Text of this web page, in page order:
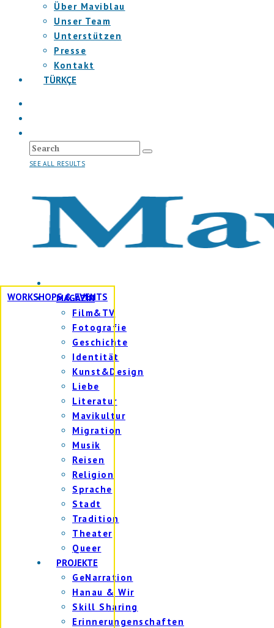
Über Maviblau
Unser Team
Unterstützen
Presse
Kontakt
TÜRKÇE
SEE ALL RESULTS
WORKSHOPS & EVENTS
MAGAZIN
Film&TV
Fotografie
Geschichte
Identität
Kunst&Design
Liebe
Literatur
Mavikultur
Migration
Musik
Reisen
Religion
Sprache
Stadt
Tradition
Theater
Queer
PROJEKTE
GeNarration
Hanau & Wir
Skill Sharing
Erinnerungenschaften